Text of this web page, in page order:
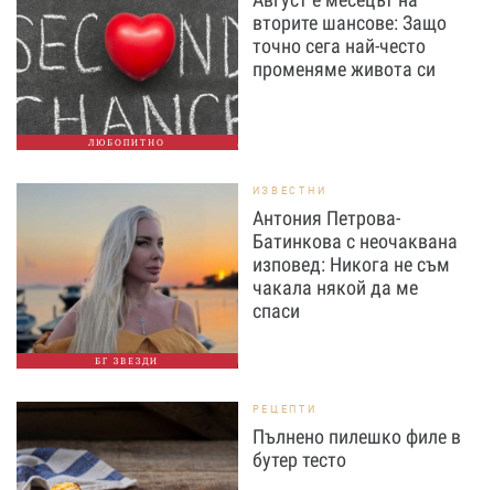
ЛЮБОПИТНО
вторите шансове: Защо
точно сега най-често
променяме живота си
БГ ЗВЕЗДИ
ИЗВЕСТНИ
Антония Петрова-
Батинкова с неочаквана
изповед: Никога не съм
чакала някой да ме
спаси
РЕЦЕПТИ
Пълнено пилешко филе в
бутер тесто